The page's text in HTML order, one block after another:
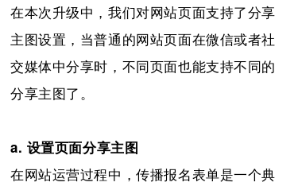
在本次升级中，我们对网站页面支持了分享
主图设置，当普通的网站页面在微信或者社
交媒体中分享时，不同页面也能支持不同的
分享主图了。
a. 设置页面分享主图
在网站运营过程中，传播报名表单是一个典